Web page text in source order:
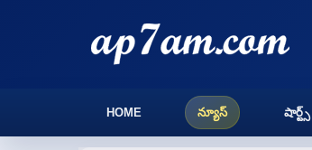
HOME న్యూస్ షార్ట్స్